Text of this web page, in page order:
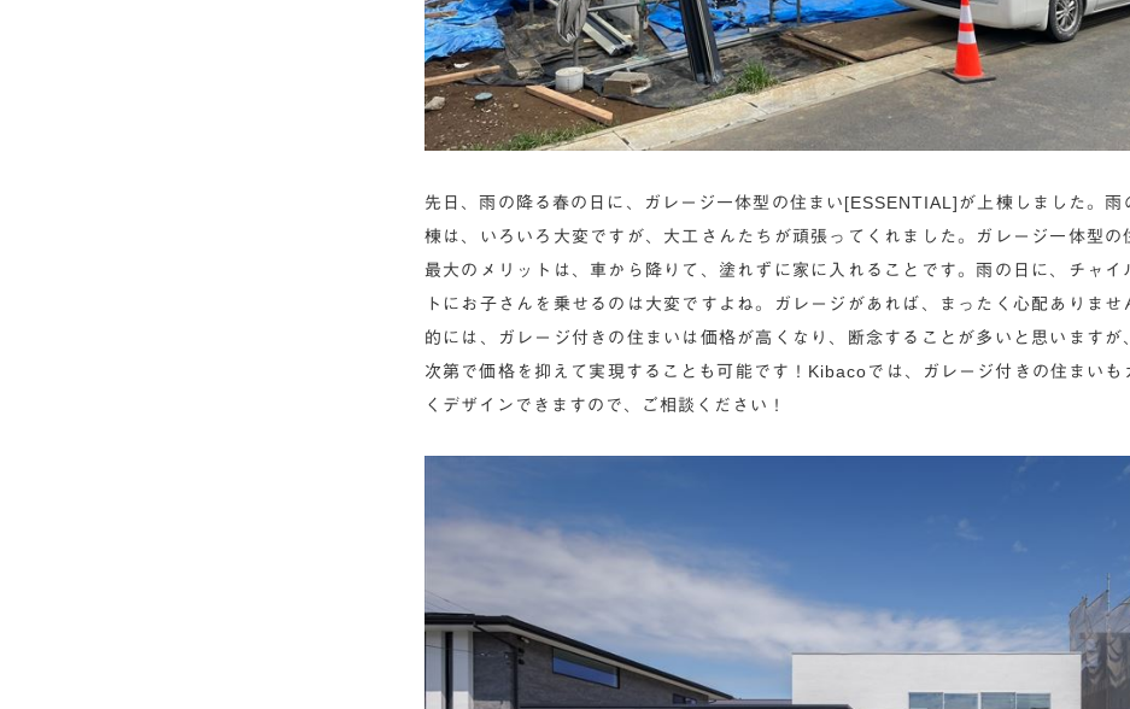
先日、雨の降る春の日に、ガレージ一体型の住まい[ESSENTIAL]が上棟しました。雨
棟は、いろいろ大変ですが、大工さんたちが頑張ってくれました。ガレージ一体型の
最大のメリットは、車から降りて、塗れずに家に入れることです。雨の日に、チャイ
トにお子さんを乗せるのは大変ですよね。ガレージがあれば、まったく心配ありませ
的には、ガレージ付きの住まいは価格が高くなり、断念することが多いと思いますが
次第で価格を抑えて実現することも可能です！Kibacoでは、ガレージ付きの住まいも
くデザインできますので、ご相談ください！